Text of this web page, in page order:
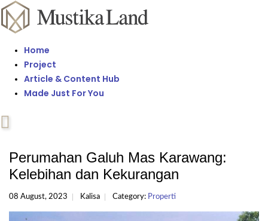
Home
Project
Article & Content Hub
Made Just For You
Perumahan Galuh Mas Karawang:
Kelebihan dan Kekurangan
08 August, 2023 Kalisa Category: Properti